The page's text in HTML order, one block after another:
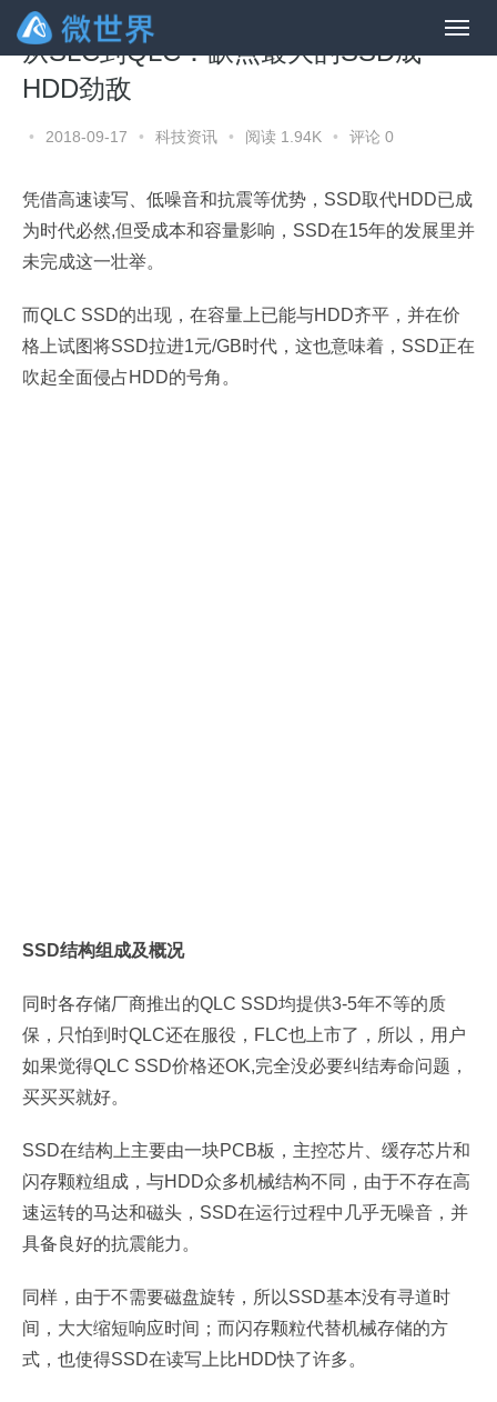
从SLC到QLC：缺点最大的SSD成
HDD劲敌
• 2018-09-17 • 科技资讯 • 阅读 1.94K • 评论 0
凭借高速读写、低噪音和抗震等优势，SSD取代HDD已成
为时代必然,但受成本和容量影响，SSD在15年的发展里并
未完成这一壮举。
而QLC SSD的出现，在容量上已能与HDD齐平，并在价
格上试图将SSD拉进1元/GB时代，这也意味着，SSD正在
吹起全面侵占HDD的号角。
SSD结构组成及概况
同时各存储厂商推出的QLC SSD均提供3-5年不等的质
保，只怕到时QLC还在服役，FLC也上市了，所以，用户
如果觉得QLC SSD价格还OK,完全没必要纠结寿命问题，
买买买就好。
SSD在结构上主要由一块PCB板，主控芯片、缓存芯片和
闪存颗粒组成，与HDD众多机械结构不同，由于不存在高
速运转的马达和磁头，SSD在运行过程中几乎无噪音，并
具备良好的抗震能力。
同样，由于不需要磁盘旋转，所以SSD基本没有寻道时
间，大大缩短响应时间；而闪存颗粒代替机械存储的方
式，也使得SSD在读写上比HDD快了许多。